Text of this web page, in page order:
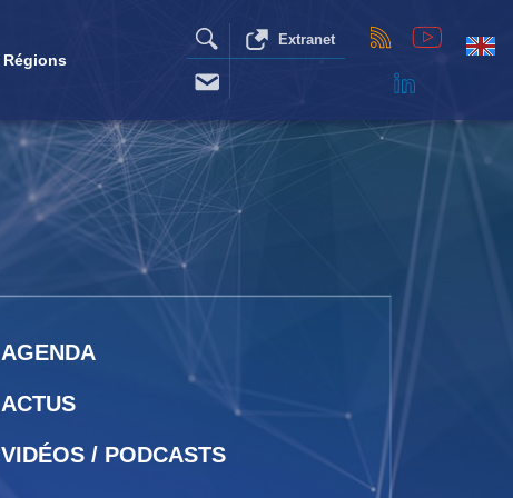
Régions
Extranet
AGENDA
ACTUS
VIDÉOS / PODCASTS